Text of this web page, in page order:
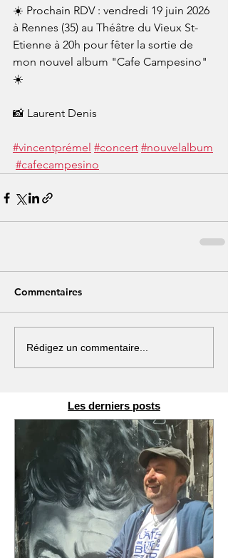
☀️ Prochain RDV : vendredi 19 juin 2026
à Rennes (35) au Théâtre du Vieux St-
Etienne à 20h pour fêter la sortie de
mon nouvel album "Cafe Campesino"
☀️
📸 Laurent Denis
#vincentprémel #concert #nouvelalbum
#cafecampesino
Commentaires
Rédigez un commentaire...
Les derniers posts